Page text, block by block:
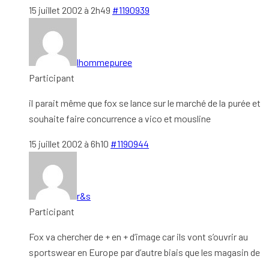
15 juillet 2002 à 2h49 #1190939
lhommepuree
Participant
il parait même que fox se lance sur le marché de la purée et
souhaite faire concurrence a vico et mousline
15 juillet 2002 à 6h10 #1190944
r&s
Participant
Fox va chercher de + en + d’image car ils vont s’ouvrir au
sportswear en Europe par d’autre biais que les magasin de